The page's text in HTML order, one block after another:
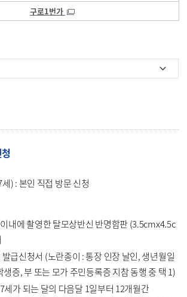
구로1번가
) : 본인 직접 방문 신청
내에 촬영한 탈모상반신 반명함판 (3.5cmx4.5c
급신청서 (노란종이 : 통장 인장 날인, 생년월일
생증, 부 또는 모가 주민등록증 지참 동행 중 택 1)
세가 되는 달의 다음달 1일부터 12개월간